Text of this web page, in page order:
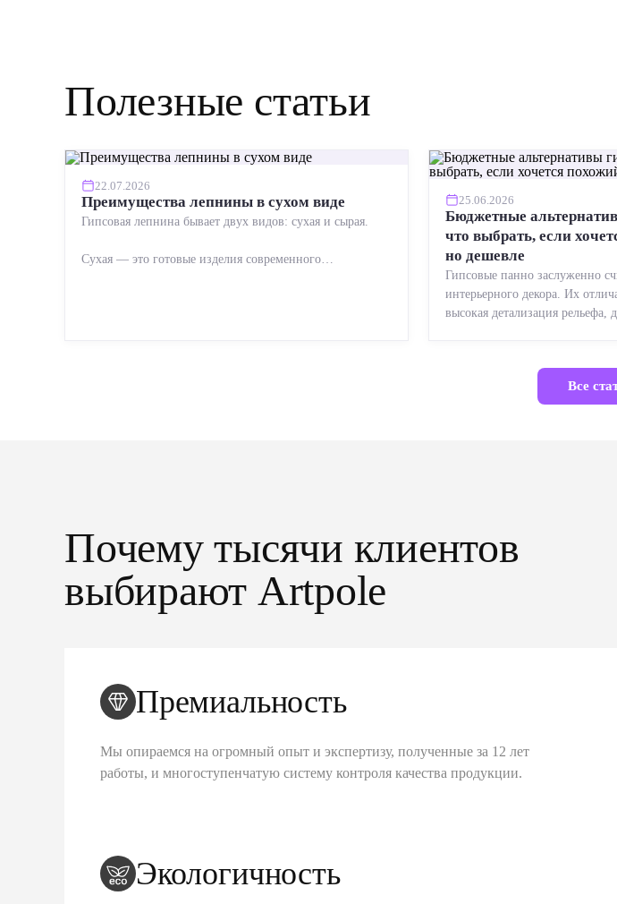
Полезные статьи
22.07.2026
Преимущества лепнины в сухом виде
Гипсовая лепнина бывает двух видов: сухая и сырая.
Сухая — это готовые изделия современного
25.06.2026
Бюджетные
что выбрать, если
но дешевле
Гипсовые панно заслуженно
интерьерного декора. Их
высокая детализация рельефа,
Все
Почему тысячи клиентов
выбирают Artpole
Премиальность
Мы опираемся на огромный опыт и экспертизу, полученные за 12 лет
работы, и многоступенчатую систему контроля качества продукции.
Экологичность